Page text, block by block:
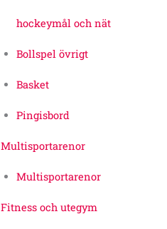
hockeymål och nät
Bollspel övrigt
Basket
Pingisbord
Multisportarenor
Multisportarenor
Fitness och utegym